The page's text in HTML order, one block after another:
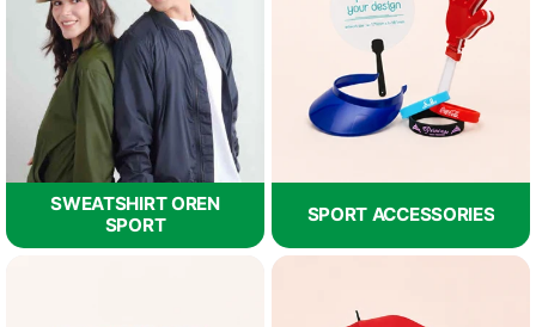
SWEATSHIRT OREN
SPORT
SPORT ACCESSORIES